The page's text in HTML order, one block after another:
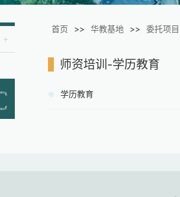
客座教授
首页 >> 华教基地 >> 委托项目
师资培训-学历教育
学历教育